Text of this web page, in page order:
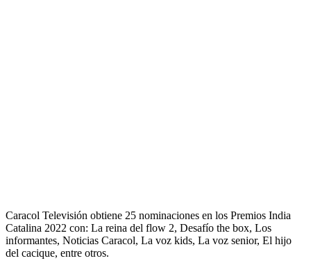
Caracol Televisión obtiene 25 nominaciones en los Premios India
Catalina 2022 con: La reina del flow 2, Desafío the box, Los
informantes, Noticias Caracol, La voz kids, La voz senior, El hijo
del cacique, entre otros.